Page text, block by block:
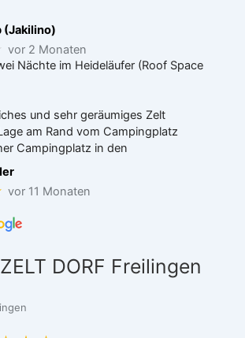
(Jakilino)
vor 2 Monaten
Nächte im Heideläufer (Roof Space
und sehr geräumiges Zelt
am Rand vom Campingplatz
Campingplatz in den
vor 11 Monaten
DORF Freilingen